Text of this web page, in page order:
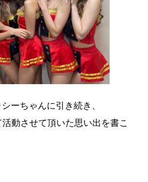
ーちゃんに引き続き、
動させて頂いた思い出を書こ